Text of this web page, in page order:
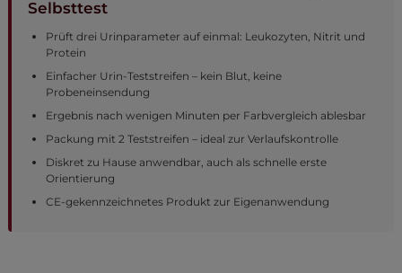
Selbsttest
Prüft drei Urinparameter auf einmal: Leukozyten, Nitrit und
Protein
Einfacher Urin-Teststreifen – kein Blut, keine
Probeneinsendung
Ergebnis nach wenigen Minuten per Farbvergleich ablesbar
Packung mit 2 Teststreifen – ideal zur Verlaufskontrolle
Diskret zu Hause anwendbar, auch als schnelle erste
Orientierung
CE-gekennzeichnetes Produkt zur Eigenanwendung